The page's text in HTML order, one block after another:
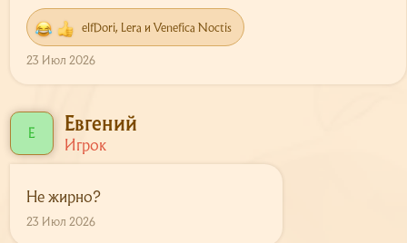
Р
е
а
к
и
и
elfDori, Lera иVenefica Noctis
23 Июл 2026
Е Евгений
Игрок
Не жирно?
23 Июл 2026